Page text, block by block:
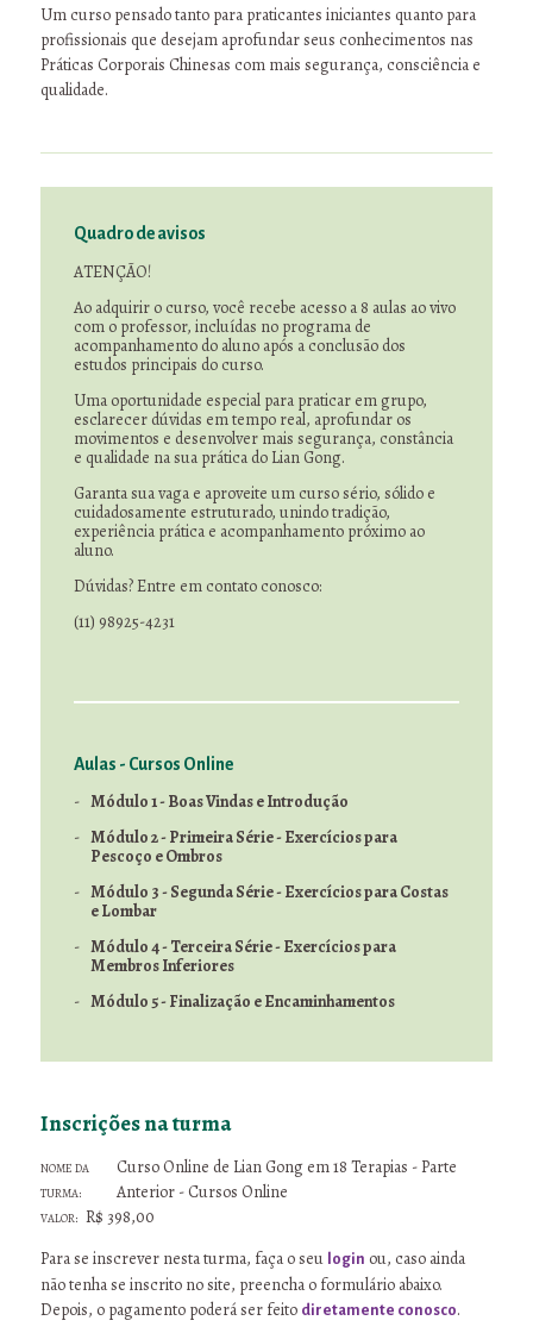
Um curso pensado tanto para praticantes iniciantes quanto para
profissionais que desejam aprofundar seus conhecimentos nas
Práticas Corporais Chinesas com mais segurança, consciência e
qualidade.
Quadro de avisos
ATENÇÃO!
Ao adquirir o curso, você recebe acesso a 8 aulas ao vivo
com o professor, incluídas no programa de
acompanhamento do aluno após a conclusão dos
estudos principais do curso.
Uma oportunidade especial para praticar em grupo,
esclarecer dúvidas em tempo real, aprofundar os
movimentos e desenvolver mais segurança, constância
e qualidade na sua prática do Lian Gong.
Garanta sua vaga e aproveite um curso sério, sólido e
cuidadosamente estruturado, unindo tradição,
experiência prática e acompanhamento próximo ao
aluno.
Dúvidas? Entre em contato conosco:
(11) 98925-4231
Aulas - Cursos Online
Módulo 1 - Boas Vindas e Introdução
Módulo 2 - Primeira Série - Exercícios para
Pescoço e Ombros
Módulo 3 - Segunda Série - Exercícios para Costas
e Lombar
Módulo 4 - Terceira Série - Exercícios para
Membros Inferiores
Módulo 5 - Finalização e Encaminhamentos
Inscrições na turma
Nome da
turma:
Curso Online de Lian Gong em 18 Terapias - Parte
Anterior - Cursos Online
Valor: R$ 398,00
Para se inscrever nesta turma, faça o seu login ou, caso ainda
não tenha se inscrito no site, preencha o formulário abaixo.
Depois, o pagamento poderá ser feito diretamente conosco.